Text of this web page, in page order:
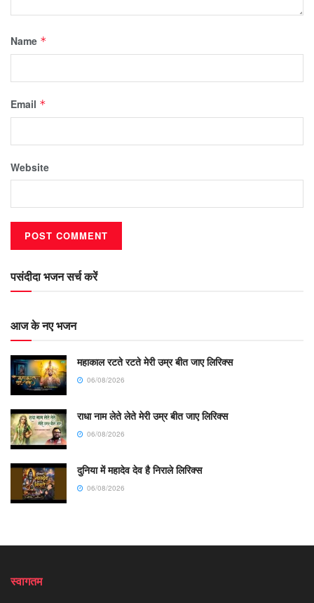
Name *
Email *
Website
पसंदीदा भजन सर्च करें
आज के नए भजन
महाकाल रटते रटते मेरी उम्र बीत जाए लिरिक्स
06/08/2026
राधा नाम लेते लेते मेरी उम्र बीत जाए लिरिक्स
06/08/2026
दुनिया में महादेव देव है निराले लिरिक्स
06/08/2026
स्वागतम